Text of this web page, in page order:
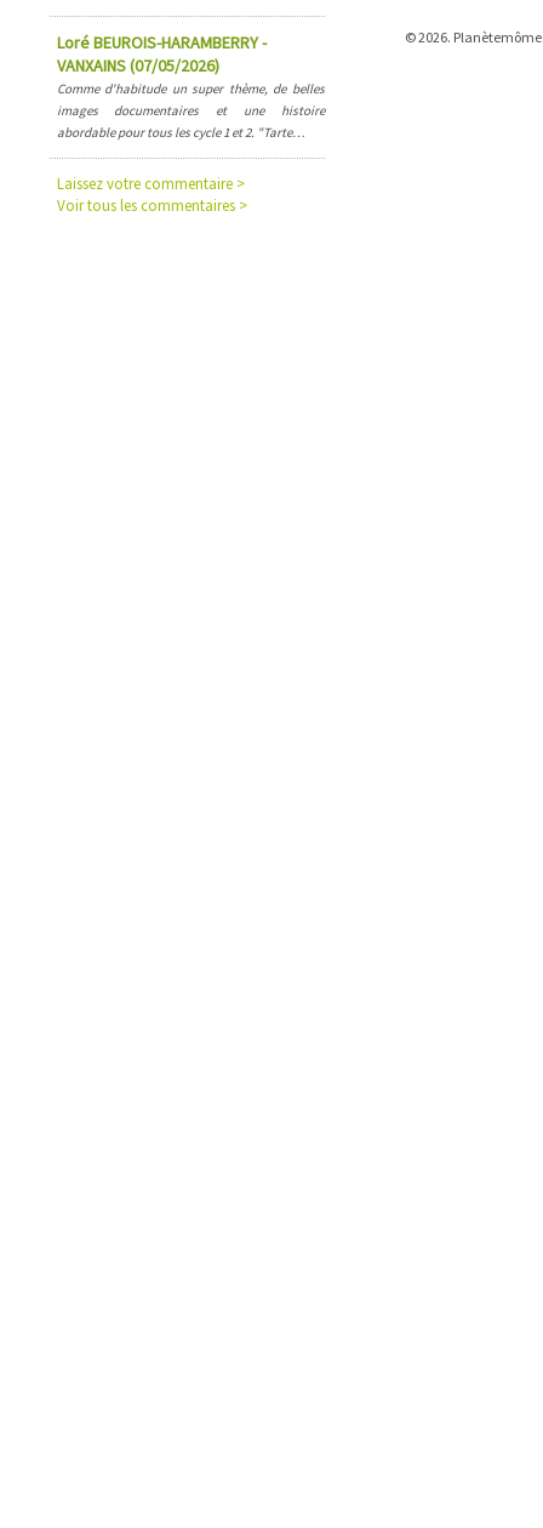
© 2026.
Loré BEUROIS-HARAMBERRY -
VANXAINS (07/05/2026)
Comme d'habitude un super thème, de belles
images documentaires et une histoire
abordable pour tous les cycle 1 et 2. "Tarte…
Laissez votre commentaire >
Voir tous les commentaires >